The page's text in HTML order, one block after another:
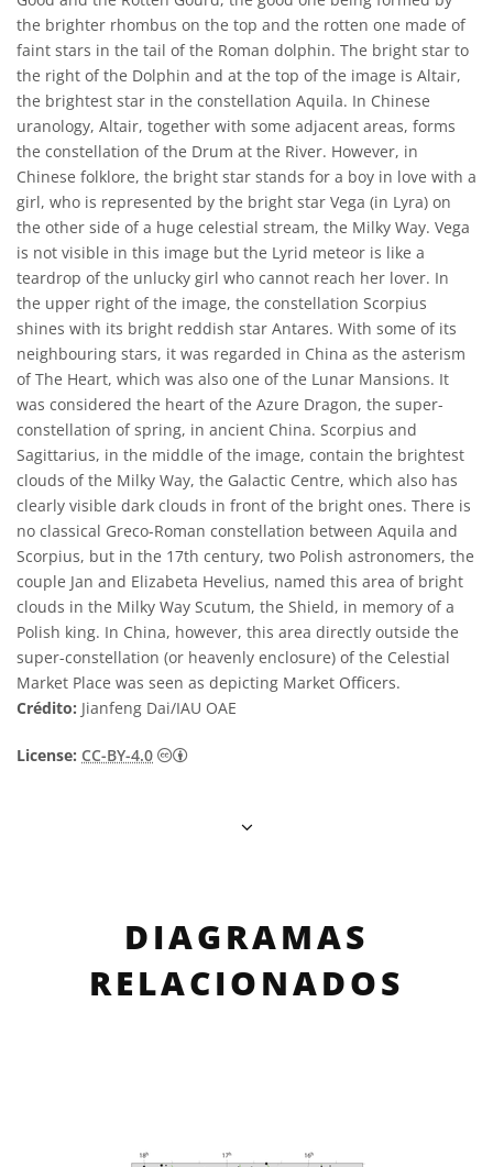
the brighter rhombus on the top and the rotten one made of
faint stars in the tail of the Roman dolphin. The bright star to
the right of the Dolphin and at the top of the image is Altair,
the brightest star in the constellation Aquila. In Chinese
uranology, Altair, together with some adjacent areas, forms
the constellation of the Drum at the River. However, in
Chinese folklore, the bright star stands for a boy in love with a
girl, who is represented by the bright star Vega (in Lyra) on
the other side of a huge celestial stream, the Milky Way. Vega
is not visible in this image but the Lyrid meteor is like a
teardrop of the unlucky girl who cannot reach her lover. In
the upper right of the image, the constellation Scorpius
shines with its bright reddish star Antares. With some of its
neighbouring stars, it was regarded in China as the asterism
of The Heart, which was also one of the Lunar Mansions. It
was considered the heart of the Azure Dragon, the super-
constellation of spring, in ancient China. Scorpius and
Sagittarius, in the middle of the image, contain the brightest
clouds of the Milky Way, the Galactic Centre, which also has
clearly visible dark clouds in front of the bright ones. There is
no classical Greco-Roman constellation between Aquila and
Scorpius, but in the 17th century, two Polish astronomers, the
couple Jan and Elizabeta Hevelius, named this area of bright
clouds in the Milky Way Scutum, the Shield, in memory of a
Polish king. In China, however, this area directly outside the
super-constellation (or heavenly enclosure) of the Celestial
Market Place was seen as depicting Market Officers.
Crédito: Jianfeng Dai/IAU OAE
License: CC-BY-4.0 Creative Commons Attribution 4.0
DIAGRAMAS
RELACIONADOS